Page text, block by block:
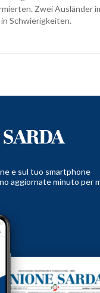
Zwei Ausländer
Schwierigkeiten.
e sul tuo smartphone
aggiornate minuto per